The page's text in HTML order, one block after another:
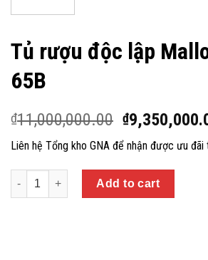
Tủ rượu độc lập
65B
₫11,000,000.00 ₫
Liên hệ Tổng kho GNA để nhận được ưu
Quantity
Add to cart